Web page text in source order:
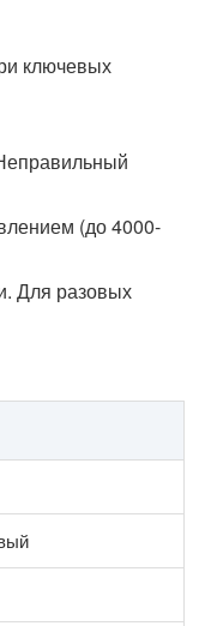
ключевых
(до 4000-
Для разовых